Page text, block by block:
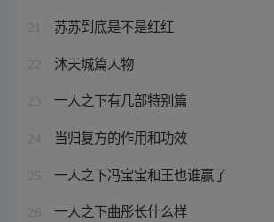
21 苏苏到底是不是红红
22 沐天城篇人物
23 一人之下有几部特别篇
24 当归复方的作用和功效
25 一人之下冯宝宝和王也谁赢了
26 一人之下曲彤长什么样